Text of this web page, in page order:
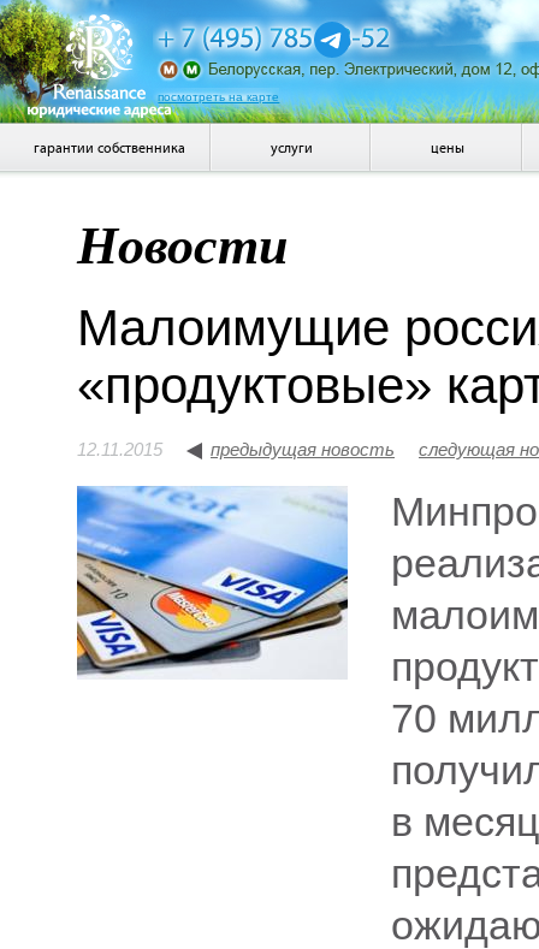
посмотреть на карте
гарантии собственника услуги цены
Новости
Малоимущие
«продуктовые»
12.11.2015 предыдущая новость следующая
70
в